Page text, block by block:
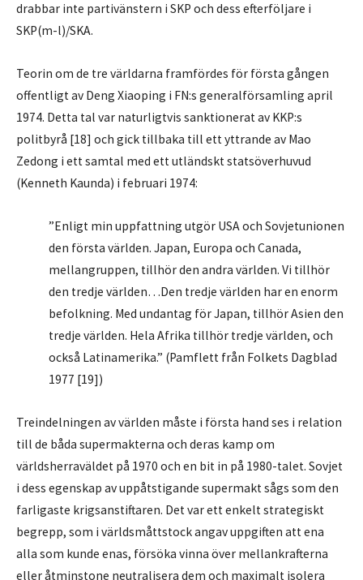
drabbar inte partivänstern i SKP och dess efterföljare i
SKP(m-l)/SKA.
Teorin om de tre världarna framfördes för första gången
offentligt av Deng Xiaoping i FN:s generalförsamling april
1974. Detta tal var naturligtvis sanktionerat av KKP:s
politbyrå [18] och gick tillbaka till ett yttrande av Mao
Zedong i ett samtal med ett utländskt statsöverhuvud
(Kenneth Kaunda) i februari 1974:
”Enligt min uppfattning utgör USA och Sovjetunionen
den första världen. Japan, Europa och Canada,
mellangruppen, tillhör den andra världen. Vi tillhör
den tredje världen…Den tredje världen har en enorm
befolkning. Med undantag för Japan, tillhör Asien den
tredje världen. Hela Afrika tillhör tredje världen, och
också Latinamerika.” (Pamflett från Folkets Dagblad
1977 [19])
Treindelningen av världen måste i första hand ses i relation
till de båda supermakterna och deras kamp om
världsherraväldet på 1970 och en bit in på 1980-talet. Sovjet
i dess egenskap av uppåtstigande supermakt sågs som den
farligaste krigsanstiftaren. Det var ett enkelt strategiskt
begrepp, som i världsmåttstock angav uppgiften att ena
alla som kunde enas, försöka vinna över mellankrafterna
eller åtminstone neutralisera dem och maximalt isolera